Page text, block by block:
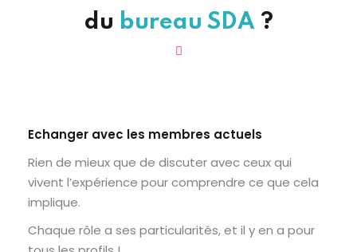
du bureau SDA?
Echanger avec les membres actuels
Rien de mieux que de discuter avec ceux qui
vivent l’expérience pour comprendre ce que cela
implique.
Chaque rôle a ses particularités, et il y en a pour